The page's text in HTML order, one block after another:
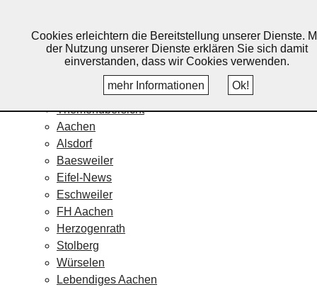
Home
Veranstaltungskalender
Themenübersicht
Aachen
Alsdorf
Baesweiler
Eifel-News
Eschweiler
FH Aachen
Herzogenrath
Stolberg
Würselen
Lebendiges Aachen
Cookies erleichtern die Bereitstellung unserer Dienste.
der Nutzung unserer Dienste erklären Sie sich damit
einverstanden, dass wir Cookies verwenden.
mehr Informationen
Ok!